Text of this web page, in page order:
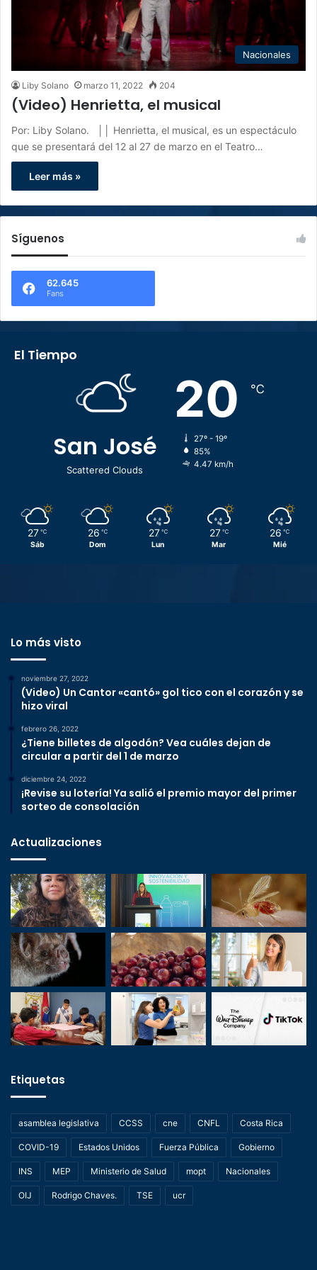
Nacionales
Liby Solano marzo 11, 2022 204
(Video) Henrietta, el musical
Por: Liby Solano. ││ Henrietta, el musical, es un espectáculo
que se presentará del 12 al 27 de marzo en el Teatro…
Leer más »
Síguenos
62.645
Fans
El Tiempo
San José
Scattered Clouds
20 ℃
27º - 19º
85%
4.47 km/h
27 ℃
Sáb
26 ℃
Dom
27 ℃
Lun
27 ℃
Mar
26 ℃
Mié
Lo más visto
noviembre 27, 2022
(Video) Un Cantor «cantó» gol tico con el corazón y se
hizo viral
febrero 26, 2022
¿Tiene billetes de algodón? Vea cuáles dejan de
circular a partir del 1 de marzo
diciembre 24, 2022
¡Revise su lotería! Ya salió el premio mayor del primer
sorteo de consolación
Actualizaciones
Etiquetas
asamblea legislativa CCSS cne CNFL Costa Rica
COVID-19 Estados Unidos Fuerza Pública Gobierno
INS MEP Ministerio de Salud mopt Nacionales
OIJ Rodrigo Chaves. TSE ucr